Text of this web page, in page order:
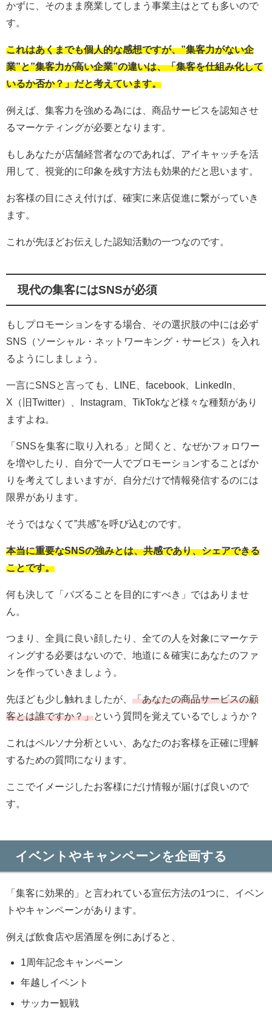
かずに、そのまま廃業してしまう事業主はとても多いので
す。
これはあくまでも個人的な感想ですが、”集客力がない企
業”と”集客力が高い企業”の違いは、「集客を仕組み化して
いるか否か？」だと考えています。
例えば、集客力を強める為には、商品サービスを認知させ
るマーケティングが必要となります。
もしあなたが店舗経営者なのであれば、アイキャッチを活
用して、視覚的に印象を残す方法も効果的だと思います。
お客様の目にさえ付けば、確実に来店促進に繋がっていき
ます。
これが先ほどお伝えした認知活動の一つなのです。
現代の集客にはSNSが必須
もしプロモーションをする場合、その選択肢の中には必ず
SNS（ソーシャル・ネットワーキング・サービス）を入れ
るようにしましょう。
一言にSNSと言っても、LINE、facebook、LinkedIn、
X（旧Twitter）、Instagram、TikTokなど様々な種類があり
ますよね。
「SNSを集客に取り入れる」と聞くと、なぜかフォロワー
を増やしたり、自分で一人でプロモーションすることばか
りを考えてしまいますが、自分だけで情報発信するのには
限界があります。
そうではなくて”共感”を呼び込むのです。
本当に重要なSNSの強みとは、共感であり、シェアできる
ことです。
何も決して「バズることを目的にすべき」ではありませ
ん。
つまり、全員に良い顔したり、全ての人を対象にマーケテ
ィングする必要はないので、地道に＆確実にあなたのファ
ンを作っていきましょう。
先ほども少し触れましたが、 「あなたの商品サービスの顧
客とは誰ですか？」という質問を覚えているでしょうか？
これはペルソナ分析といい、あなたのお客様を正確に理解
するための質問になります。
ここでイメージしたお客様にだけ情報が届けば良いので
す。
イベントやキャンペーンを企画する
「集客に効果的」と言われている宣伝方法の1つに、イベン
トやキャンペーンがあります。
例えば飲食店や居酒屋を例にあげると、
1周年記念キャンペーン
年越しイベント
サッカー観戦